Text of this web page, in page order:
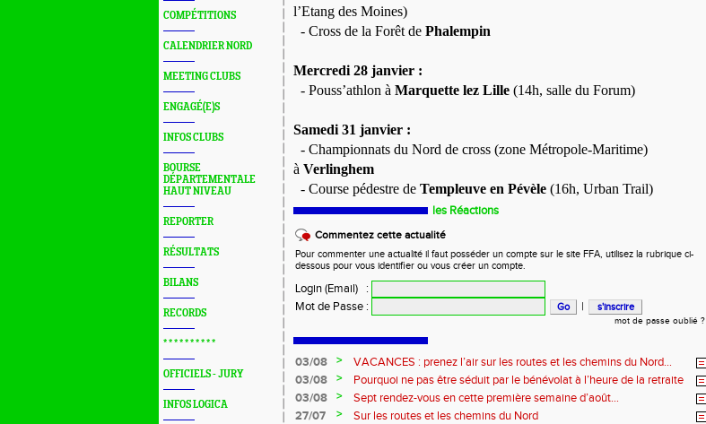
COMPÉTITIONS
CALENDRIER NORD
MEETING CLUBS
ENGAGÉ(E)S
INFOS CLUBS
BOURSE
DÉPARTEMENTALE
HAUT NIVEAU
REPORTER
RÉSULTATS
BILANS
RECORDS
* * * * * * * * * *
OFFICIELS - JURY
INFOS LOGICA
l’Etang des Moines)
- Cross de la Forêt de Phalempin
Mercredi 28 janvier :
- Pouss’athlon à Marquette lez Lille (14h, salle du Forum)
Samedi 31 janvier :
- Championnats du Nord de cross (zone Métropole-Maritime)
à Verlinghem
- Course pédestre de Templeuve en Pévèle (16h, Urban Trail)
les Réactions
Commentez cette actualité
Pour commenter une actualité il faut posséder un compte sur le site FFA, utilisez la rubrique ci-
dessous pour vous identifier ou vous créer un compte.
Login (Email)
:
Mot de Passe : |
mot de passe oublié ?
03/08 >
VACANCES : prenez l’air sur les routes et les chemins du Nord…
03/08
>
Pourquoi ne pas être séduit par le bénévolat à l’heure de la retraite
?...
03/08 >
Sept rendez-vous en cette première semaine d’août…
27/07
>
Sur les routes et les chemins du Nord